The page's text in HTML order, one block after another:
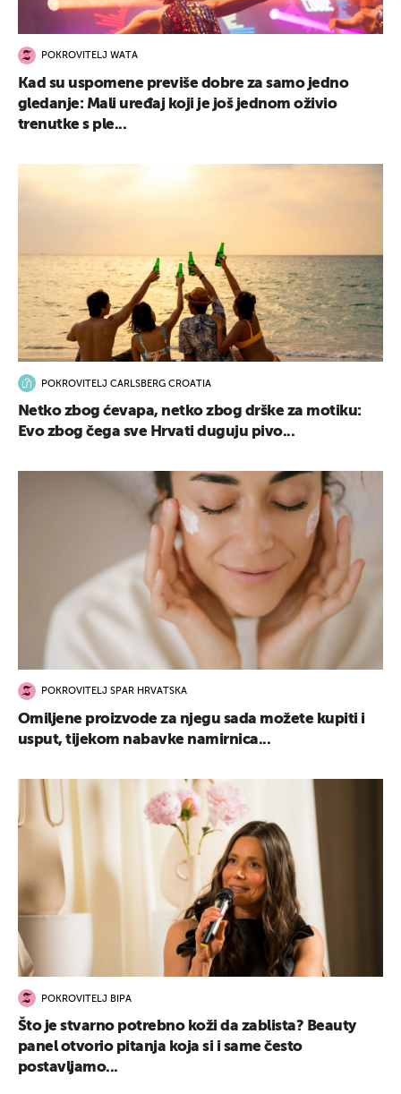
POKROVITELJ WATA
Kad su uspomene previše dobre za samo jedno
gledanje: Mali uređaj koji je još jednom oživio
trenutke s ple...
POKROVITELJ CARLSBERG CROATIA
Netko zbog ćevapa, netko zbog drške za motiku:
Evo zbog čega sve Hrvati duguju pivo...
POKROVITELJ SPAR HRVATSKA
Omiljene proizvode za njegu sada možete kupiti i
usput, tijekom nabavke namirnica...
POKROVITELJ BIPA
Što je stvarno potrebno koži da zablista? Beauty
panel otvorio pitanja koja si i same često
postavljamo...